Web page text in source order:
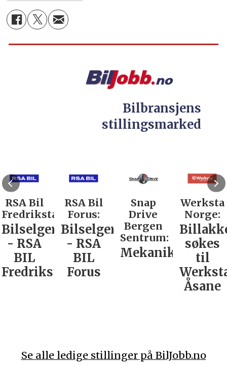
Bilbransjens
stillingsmarked
RSA Bil
Fredrikstad:
Bilselger
- RSA
BIL
Fredrikstad
RSA Bil
Forus:
Bilselger
- RSA
BIL
Forus
Snap
Drive
Bergen
Sentrum:
Mekaniker
Werksta
Norge:
søkes
til
Åsane
Se alle ledige stillinger på BilJobb.no